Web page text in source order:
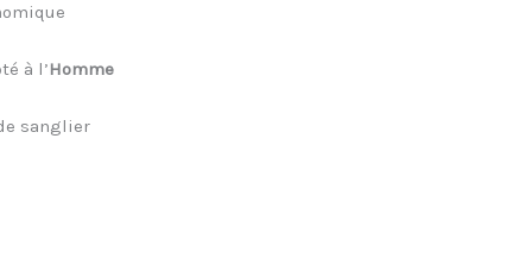
à l’Homme
sanglier